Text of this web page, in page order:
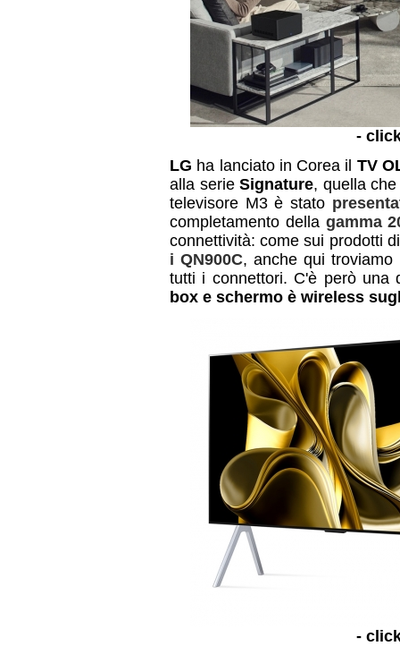
-
LG ha lanciato in Corea il TV
alla serie Signature, quella
televisore M3 è stato
completamento della gamma
connettività: come sui prodotti
i QN900C, anche qui
tutti i connettori. C'è però una
box e schermo è wireless
-